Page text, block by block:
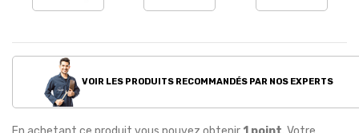
VOIR LES PRODUITS RECOMMANDÉS PAR NOS EXPERTS